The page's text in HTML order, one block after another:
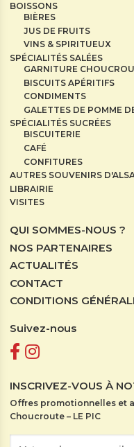
BOISSONS
BIÈRES
JUS DE FRUITS
VINS & SPIRITUEUX
SPÉCIALITÉS SALÉES
GARNITURE
BISCUITS APÉRITIFS
CONDIMENTS
GALETTES DE POMME
SPÉCIALITÉS SUCRÉES
BISCUITERIE
CAFÉ
CONFITURES
AUTRES SOUVENIRS
LIBRAIRIE
VISITES
QUI SOMMES-NOUS ?
NOS PARTENAIRES
ACTUALITÉS
CONTACT
CONDITIONS
Suivez-nous
INSCRIVEZ-VOUS À
Offres promotionnelles et
Choucroute – LE PIC